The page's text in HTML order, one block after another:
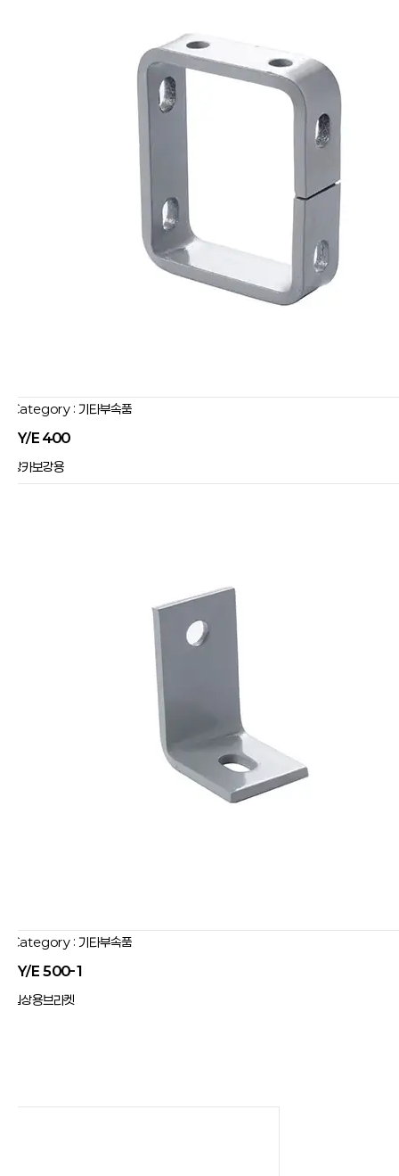
: 기타부속품
E 400
카보강용
: 기타부속품
E 500-1
상용브라켓